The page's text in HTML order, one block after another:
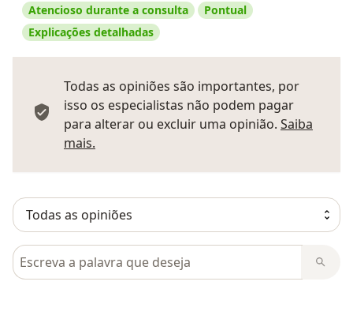
Atencioso durante a consulta
Pontual
Explicações detalhadas
Todas as opiniões são importantes, por
isso os especialistas não podem pagar
para alterar ou excluir uma opinião. Saiba
mais.
Pesquisar em opiniões